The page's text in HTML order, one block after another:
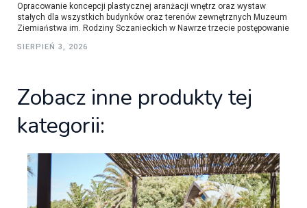
Opracowanie koncepcji plastycznej aranżacji wnętrz oraz wystaw
stałych dla wszystkich budynków oraz terenów zewnętrznych Muzeum
Ziemiaństwa im. Rodziny Sczanieckich w Nawrze trzecie postępowanie
SIERPIEŃ 3, 2026
Zobacz inne produkty tej
kategorii: